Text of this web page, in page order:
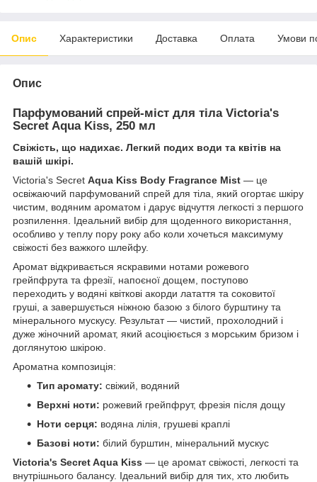
Опис Характеристики Доставка Оплата Умови
Опис
Парфумований спрей-міст для тіла Victoria's
Secret Aqua Kiss, 250 мл
Свіжість, що надихає. Легкий подих води та квітів на
вашій шкірі.
Victoria's Secret Aqua Kiss Body Fragrance Mist — це
освіжаючий парфумований спрей для тіла, який огортає шкіру
чистим, водяним ароматом і дарує відчуття легкості з першого
розпилення. Ідеальний вибір для щоденного використання,
особливо у теплу пору року або коли хочеться максимуму
свіжості без важкого шлейфу.
Аромат відкривається яскравими нотами рожевого
грейпфрута та фрезії, напоєної дощем, поступово
переходить у водяні квіткові акорди латаття та соковитої
груші, а завершується ніжною базою з білого бурштину та
мінерального мускусу. Результат — чистий, прохолодний і
дуже жіночний аромат, який асоціюється з морським бризом і
доглянутою шкірою.
Ароматна композиція:
Тип аромату: свіжий, водяний
Верхні ноти: рожевий грейпфрут, фрезія після дощу
Ноти серця: водяна лілія, грушеві краплі
Базові ноти: білий бурштин, мінеральний мускус
Victoria's Secret Aqua Kiss — це аромат свіжості, легкості та
внутрішнього балансу. Ідеальний вибір для тих, хто любить